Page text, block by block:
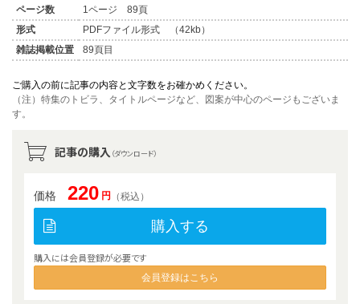
ページ数
1ページ 89頁
形式
PDFファイル形式 （42kb）
雑誌掲載位置
89頁目
ご購入の前に記事の内容と文字数をお確かめください。
（注）特集のトビラ、タイトルページなど、図案が中心のページもございま
す。
記事の購入 （ダウンロード）
価格 220 円 （税込）
購入する
購入には会員登録が必要です
会員登録はこちら